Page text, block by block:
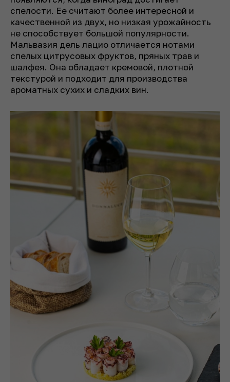
спелости. Ее считают более интересной и
качественной из двух, но низкая урожайность
не способствует большой популярности.
Мальвазия дель лацио отличается нотами
спелых цитрусовых фруктов, пряных трав и
шалфея. Она обладает кремовой, плотной
текстурой и подходит для производства
ароматных сухих и сладких вин.